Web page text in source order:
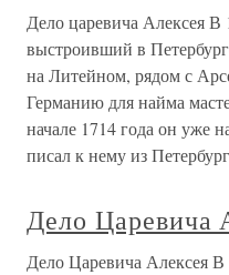
Дело царевича Алексея
выстроивший в
на Литейном, рядом с
Германию для найма
начале 1714 года он уже
писал к нему из
Дело Царевича
Дело Царевича Алексея